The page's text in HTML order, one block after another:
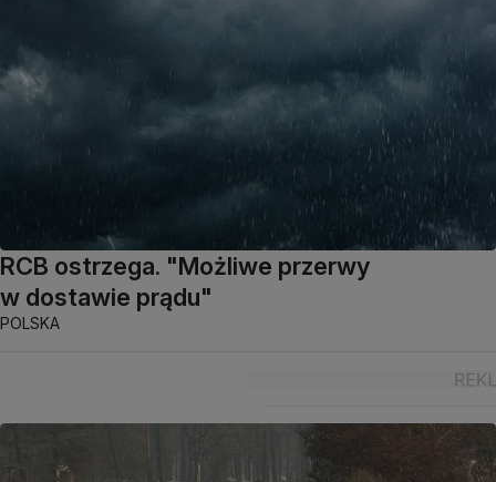
RCB ostrzega. "Możliwe przerwy
w dostawie prądu"
POLSKA